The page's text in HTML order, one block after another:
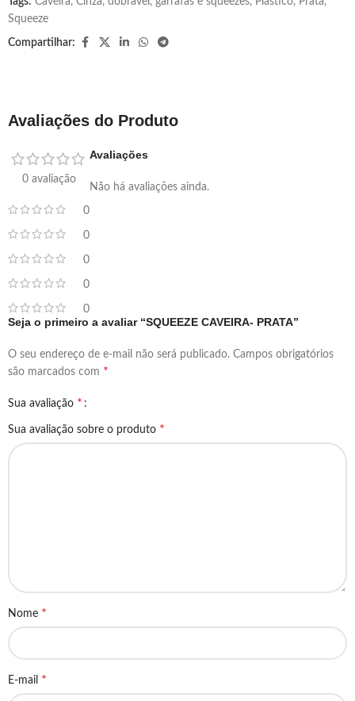
Squeeze
Compartilhar:
Avaliações do Produto
0 avaliação
0
0
0
0
0
Avaliações
Não há avaliações ainda.
Seja o primeiro a avaliar “SQUEEZE CAVEIRA- PRATA”
O seu endereço de e-mail não será publicado. Campos obrigatórios
são marcados com *
Sua avaliação *
Sua avaliação sobre o produto *
Nome *
E-mail *